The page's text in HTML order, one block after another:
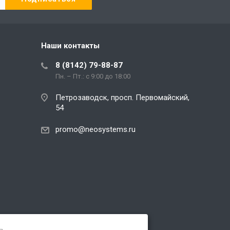
Наши контакты
8 (8142) 79-88-87
Пн. – Пт.: с 9:00 до 18:00
Петрозаводск, просп. Первомайский,
54
promo@neosystems.ru